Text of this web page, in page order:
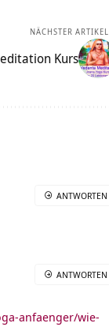
NÄCHSTER ARTIKEL
Kurs
ANTWORTEN
anfaenger/wie-
ANTWORTEN